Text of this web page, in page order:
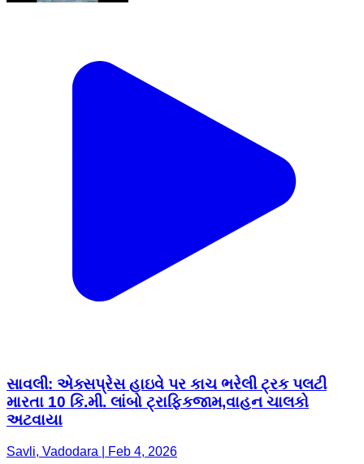
સાવલી: એક્સપ્રેસ હાઇવે પર કાચ ભરેલી ટ્રક પલટી
મારતા 10 કિ.મી. લાંબો ટ્રાફિકજામ,વાહન ચાલકો
અટવાયા
Savli, Vadodara | Feb 4, 2026